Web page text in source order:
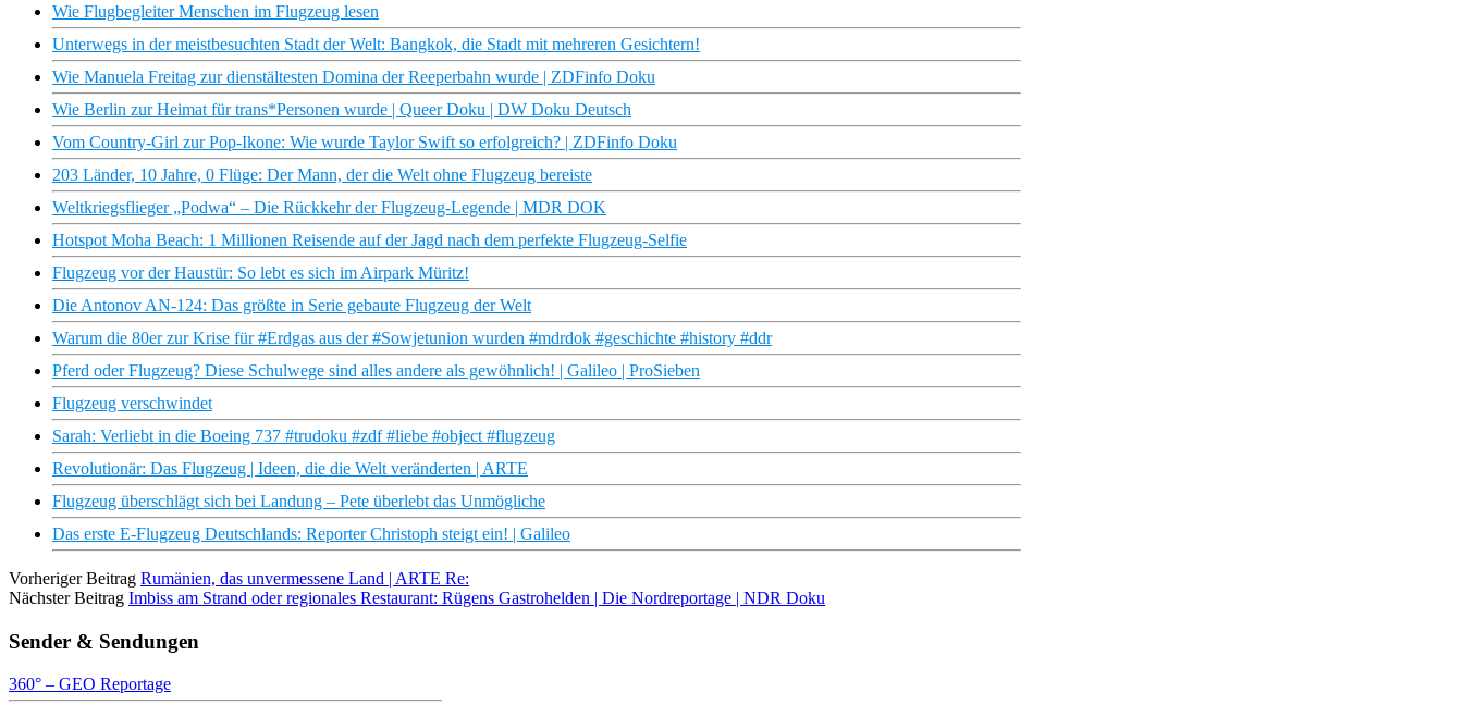
Wie Flugbegleiter Menschen im Flugzeug lesen
Unterwegs in der meistbesuchten Stadt der Welt: Bangkok, die Stadt mit mehreren Gesichtern!
Wie Manuela Freitag zur dienstältesten Domina der Reeperbahn wurde | ZDFinfo Doku
Wie Berlin zur Heimat für trans*Personen wurde | Queer Doku | DW Doku Deutsch
Vom Country-Girl zur Pop-Ikone: Wie wurde Taylor Swift so erfolgreich? | ZDFinfo Doku
203 Länder, 10 Jahre, 0 Flüge: Der Mann, der die Welt ohne Flugzeug bereiste
Weltkriegsflieger „Podwa“ – Die Rückkehr der Flugzeug-Legende | MDR DOK
Hotspot Moha Beach: 1 Millionen Reisende auf der Jagd nach dem perfekte Flugzeug-Selfie
Flugzeug vor der Haustür: So lebt es sich im Airpark Müritz!
Die Antonov AN-124: Das größte in Serie gebaute Flugzeug der Welt
Warum die 80er zur Krise für #Erdgas aus der #Sowjetunion wurden #mdrdok #geschichte #history #ddr
Pferd oder Flugzeug? Diese Schulwege sind alles andere als gewöhnlich! | Galileo | ProSieben
Flugzeug verschwindet
Sarah: Verliebt in die Boeing 737 #trudoku #zdf #liebe #object #flugzeug
Revolutionär: Das Flugzeug | Ideen, die die Welt veränderten | ARTE
Flugzeug überschlägt sich bei Landung – Pete überlebt das Unmögliche
Das erste E-Flugzeug Deutschlands: Reporter Christoph steigt ein! | Galileo
Vorheriger Beitrag Rumänien, das unvermessene Land | ARTE Re:
Nächster Beitrag Imbiss am Strand oder regionales Restaurant: Rügens Gastrohelden | Die Nordreportage | NDR Doku
Sender & Sendungen
360° – GEO Reportage